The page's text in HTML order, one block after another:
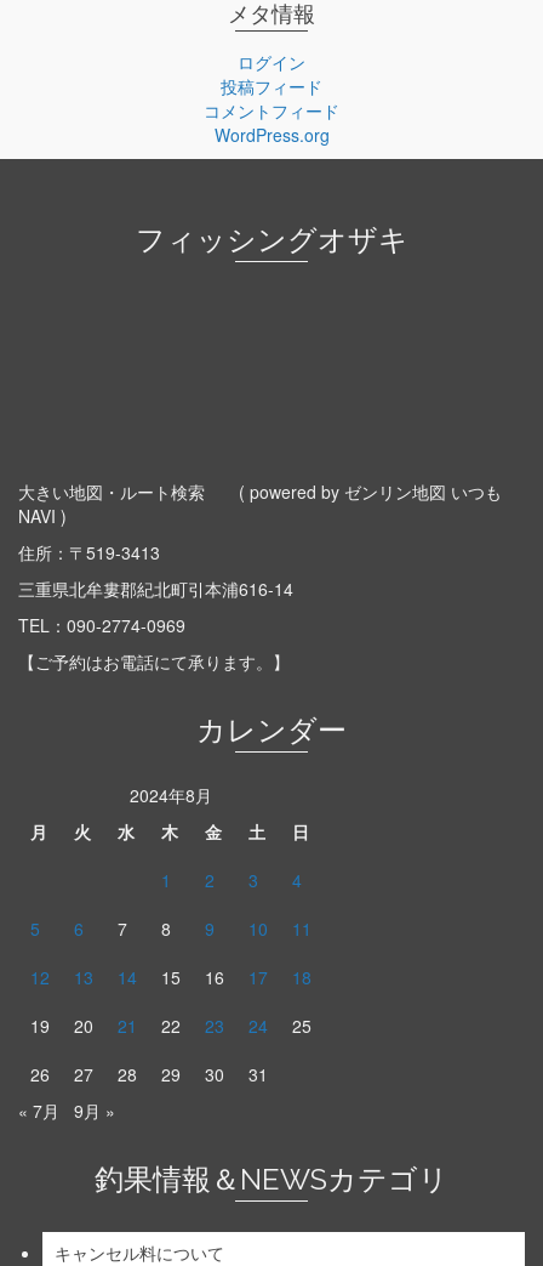
メタ情報
ログイン
投稿フィード
コメントフィード
WordPress.org
フィッシングオザキ
大きい地図・ルート検索
( powered by ゼンリン地図 いつも
NAVI )
住所：〒519-3413
三重県北牟婁郡紀北町引本浦616-14
TEL： 090-2774-0969
【ご予約はお電話にて承ります。】
カレンダー
2024年8月
月
火 水 木 金 土
日
1
2 3
4
5
6 7 8 9 10
11
12
13 14 15 16 17
18
19
20 21 22 23 24
25
26
27 28 29 30
31
« 7月
9月 »
釣果情報＆NEWSカテゴリ
キャンセル料について